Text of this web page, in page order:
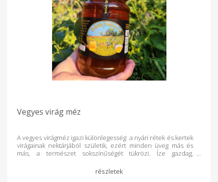
Vegyes virág méz
A vegyes virágméz igazi különlegesség: a nyári rétek és kertek
virágainak nektárjából születik, ezért minden üveg más és
más, a természet sokszínűségét tükrözi. Íze gazdag,
és karakteres. Miért válaszd a Sebők Méhészet vegyes
virágmézét? A természet sokféle virágának íze egy üvegben